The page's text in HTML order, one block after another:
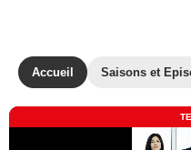
Accueil Saisons et